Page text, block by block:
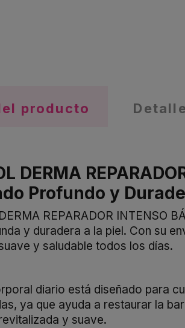
producto
DERMA
Profundo y
REPARADOR INTENSO
y duradera a la piel. Con su
y saludable todos los días.
diario está diseñado para
ya que ayuda a restaurar la
y suave.